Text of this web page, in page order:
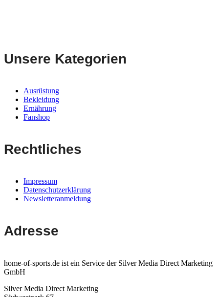
Unsere Kategorien
Ausrüstung
Bekleidung
Ernährung
Fanshop
Rechtliches
Impressum
Datenschutzerklärung
Newsletteranmeldung
Adresse
home-of-sports.de ist ein Service der Silver Media Direct Marketing
GmbH
Silver Media Direct Marketing